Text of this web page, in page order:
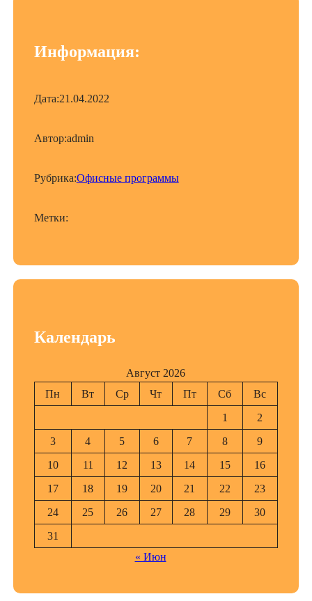
Информация:
Дата:21.04.2022
Автор:admin
Рубрика:Офисные программы
Метки:
Календарь
Август 2026
Пн
Вт Ср Чт Пт Сб
Вс
1
2
3
4 5 6 7 8
9
10
11 12 13 14 15
16
17
18 19 20 21 22
23
24
25 26 27 28 29
30
31
« Июн